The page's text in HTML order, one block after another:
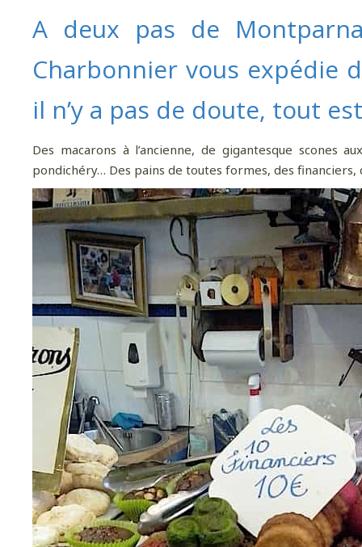
A deux pas de
Charbonnier vous expédie
il n’y a pas de doute, tout
Des macarons à l’ancienne, de gigantesque
pondichéry… Des pains de toutes formes, des